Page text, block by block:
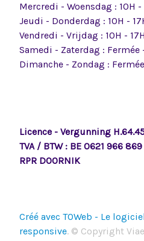
Mercredi - Woensdag : 10H -
Jeudi - Donderdag : 10H -
Vendredi - Vrijdag : 10H - 17H
Samedi - Zaterdag : Fermée
Dimanche - Zondag :
Licence - Vergunning
TVA / BTW : BE 0621 966 869
RPR DOORNIK
Créé avec TOWeb - Le
responsive. © Copyright